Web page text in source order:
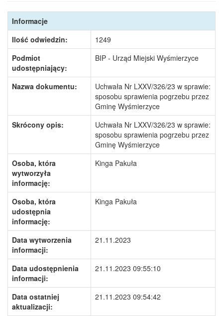
Informacje
Ilość odwiedzin:
1249
Podmiot
udostępniający:
BIP - Urząd Miejski Wyśmierzyce
Nazwa dokumentu:
Uchwała Nr LXXV/326/23 w sprawie:
sposobu sprawienia pogrzebu przez
Gminę Wyśmierzyce
Skrócony opis:
Uchwała Nr LXXV/326/23 w sprawie:
sposobu sprawienia pogrzebu przez
Gminę Wyśmierzyce
Osoba, która
wytworzyła
informację:
Kinga Pakuła
Osoba, która
udostępnia
informację:
Kinga Pakuła
Data wytworzenia
informacji:
21.11.2023
Data udostępnienia
informacji:
21.11.2023 09:55:10
Data ostatniej
aktualizacji:
21.11.2023 09:54:42